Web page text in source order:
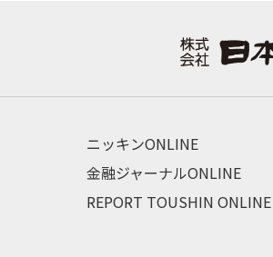
ニッキンONLINE
金融ジャーナルONLINE
REPORT TOUSHIN ONLINE